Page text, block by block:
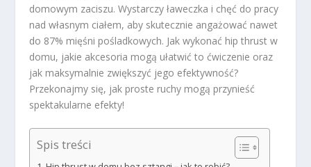
domowym zaciszu. Wystarczy ławeczka i chęć do pracy
nad własnym ciałem, aby skutecznie angażować nawet
do 87% mięśni pośladkowych. Jak wykonać hip thrust w
domu, jakie akcesoria mogą ułatwić to ćwiczenie oraz
jak maksymalnie zwiększyć jego efektywność?
Przekonajmy się, jak proste ruchy mogą przynieść
spektakularne efekty!
Spis treści